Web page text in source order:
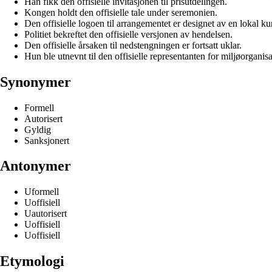
Kongen holdt den offisielle tale under seremonien.
Den offisielle logoen til arrangementet er designet av en lokal
Politiet bekreftet den offisielle versjonen av hendelsen.
Den offisielle årsaken til nedstengningen er fortsatt uklar.
Hun ble utnevnt til den offisielle representanten for
Synonymer
Formell
Autorisert
Gyldig
Sanksjonert
Antonymer
Uformell
Uoffisiell
Uautorisert
Uoffisiell
Uoffisiell
Etymologi